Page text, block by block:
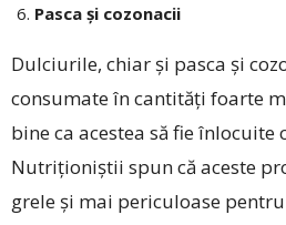
Pasca și cozonacii
Dulciurile, chiar și pasca și
consumate în cantități foarte
bine ca acestea să fie
Nutriționiștii spun că aceste
grele și mai periculoase